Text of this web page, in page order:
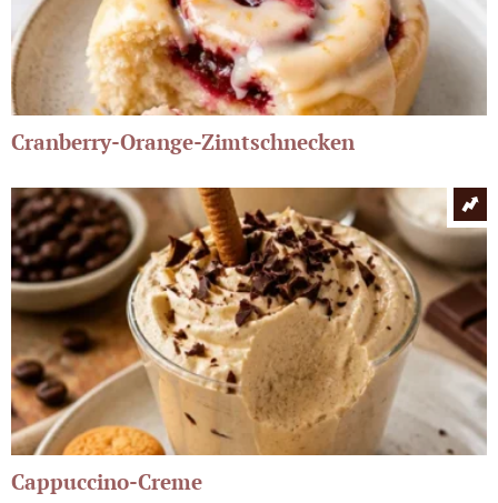
Cranberry-Orange-Zimtschnecken
Cappuccino-Creme